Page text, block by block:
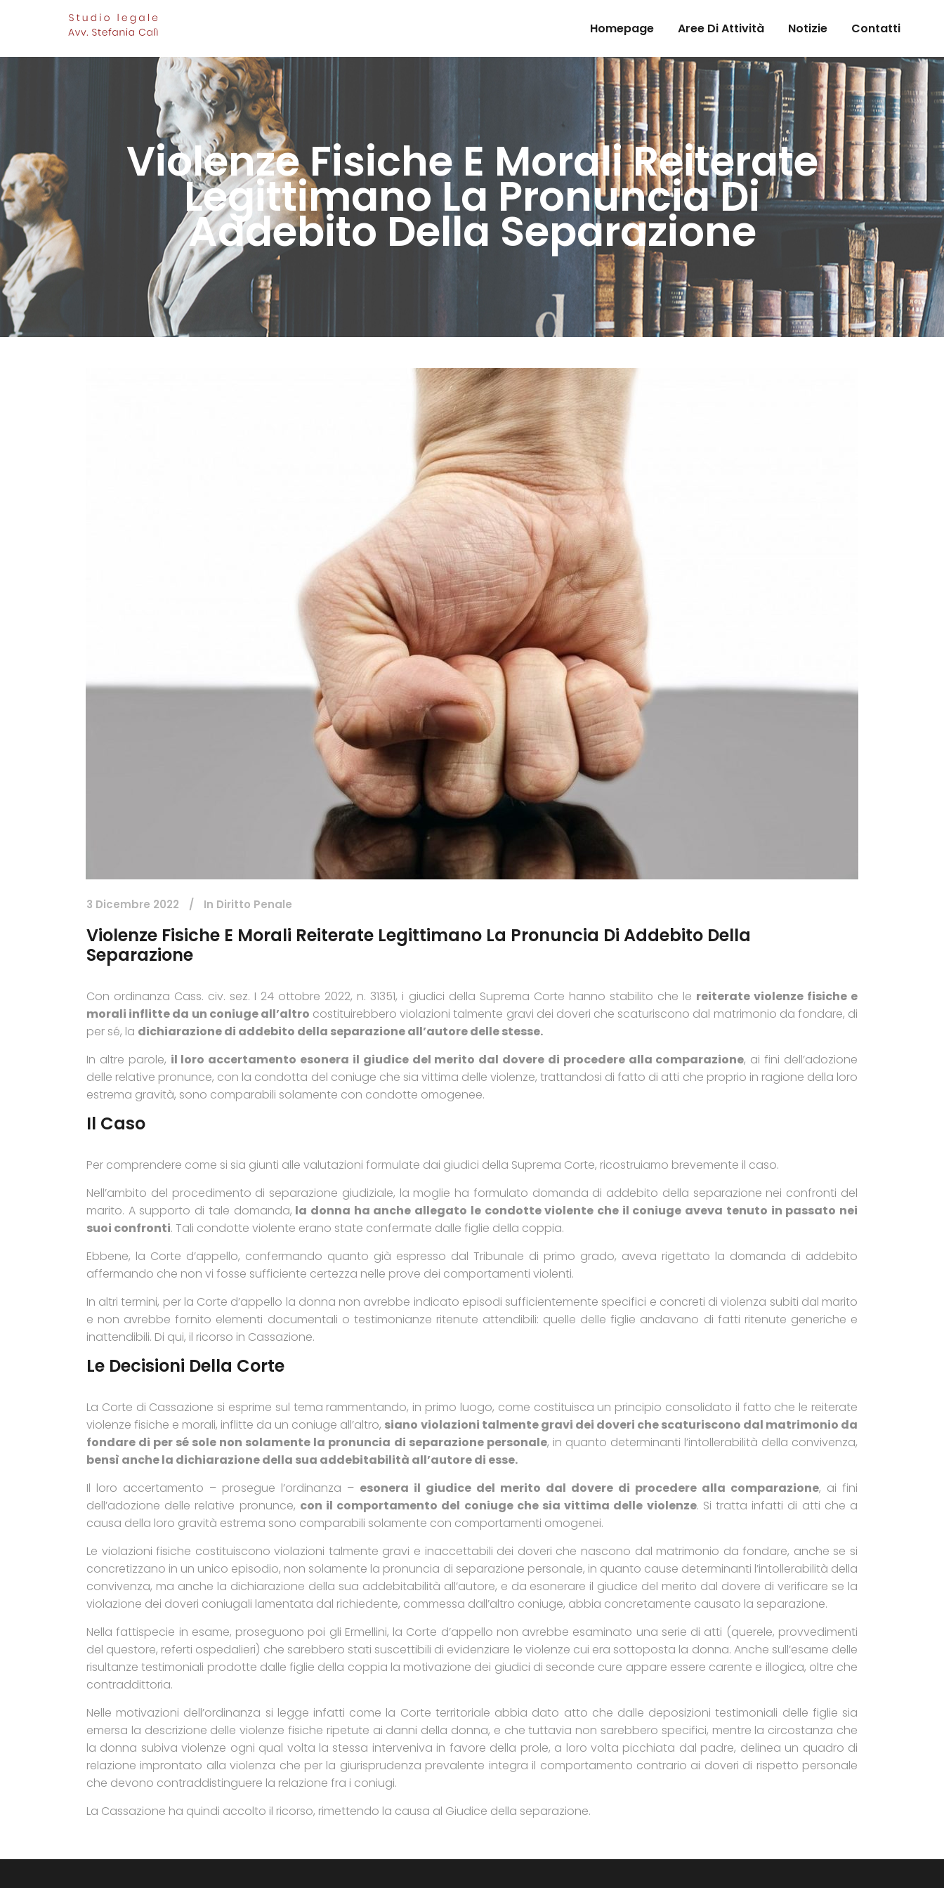
Homepage Aree Di Attività Notizie Contatti
Violenze Fisiche E Morali Reiterate
Legittimano La Pronuncia Di
Addebito Della Separazione
3 Dicembre 2022 In Diritto Penale
Violenze Fisiche E Morali Reiterate Legittimano La Pronuncia Di Addebito Della
Separazione
Con ordinanza Cass. civ. sez. I 24 ottobre 2022, n. 31351, i giudici della Suprema Corte hanno stabilito che le reiterate violenze fisiche e
morali inflitte da un coniuge all’altro costituirebbero violazioni talmente gravi dei doveri che scaturiscono dal matrimonio da fondare, di
per sé, la dichiarazione di addebito della separazione all’autore delle stesse.
In altre parole, il loro accertamento esonera il giudice del merito dal dovere di procedere alla comparazione, ai fini dell’adozione
delle relative pronunce, con la condotta del coniuge che sia vittima delle violenze, trattandosi di fatto di atti che proprio in ragione della loro
estrema gravità, sono comparabili solamente con condotte omogenee.
Il Caso
Per comprendere come si sia giunti alle valutazioni formulate dai giudici della Suprema Corte, ricostruiamo brevemente il caso.
Nell’ambito del procedimento di separazione giudiziale, la moglie ha formulato domanda di addebito della separazione nei confronti del
marito. A supporto di tale domanda, la donna ha anche allegato le condotte violente che il coniuge aveva tenuto in passato nei
suoi confronti. Tali condotte violente erano state confermate dalle figlie della coppia.
Ebbene, la Corte d’appello, confermando quanto già espresso dal Tribunale di primo grado, aveva rigettato la domanda di addebito
affermando che non vi fosse sufficiente certezza nelle prove dei comportamenti violenti.
In altri termini, per la Corte d’appello la donna non avrebbe indicato episodi sufficientemente specifici e concreti di violenza subiti dal marito
e non avrebbe fornito elementi documentali o testimonianze ritenute attendibili: quelle delle figlie andavano di fatti ritenute generiche e
inattendibili. Di qui, il ricorso in Cassazione.
Le Decisioni Della Corte
La Corte di Cassazione si esprime sul tema rammentando, in primo luogo, come costituisca un principio consolidato il fatto che le reiterate
violenze fisiche e morali, inflitte da un coniuge all’altro, siano violazioni talmente gravi dei doveri che scaturiscono dal matrimonio da
fondare di per sé sole non solamente la pronuncia di separazione personale, in quanto determinanti l’intollerabilità della convivenza,
bensì anche la dichiarazione della sua addebitabilità all’autore di esse.
Il loro accertamento – prosegue l’ordinanza – esonera il giudice del merito dal dovere di procedere alla comparazione, ai fini
dell’adozione delle relative pronunce, con il comportamento del coniuge che sia vittima delle violenze. Si tratta infatti di atti che a
causa della loro gravità estrema sono comparabili solamente con comportamenti omogenei.
Le violazioni fisiche costituiscono violazioni talmente gravi e inaccettabili dei doveri che nascono dal matrimonio da fondare, anche se si
concretizzano in un unico episodio, non solamente la pronuncia di separazione personale, in quanto cause determinanti l’intollerabilità della
convivenza, ma anche la dichiarazione della sua addebitabilità all’autore, e da esonerare il giudice del merito dal dovere di verificare se la
violazione dei doveri coniugali lamentata dal richiedente, commessa dall’altro coniuge, abbia concretamente causato la separazione.
Nella fattispecie in esame, proseguono poi gli Ermellini, la Corte d’appello non avrebbe esaminato una serie di atti (querele, provvedimenti
del questore, referti ospedalieri) che sarebbero stati suscettibili di evidenziare le violenze cui era sottoposta la donna. Anche sull’esame delle
risultanze testimoniali prodotte dalle figlie della coppia la motivazione dei giudici di seconde cure appare essere carente e illogica, oltre che
contraddittoria.
Nelle motivazioni dell’ordinanza si legge infatti come la Corte territoriale abbia dato atto che dalle deposizioni testimoniali delle figlie sia
emersa la descrizione delle violenze fisiche ripetute ai danni della donna, e che tuttavia non sarebbero specifici, mentre la circostanza che
la donna subiva violenze ogni qual volta la stessa interveniva in favore della prole, a loro volta picchiata dal padre, delinea un quadro di
relazione improntato alla violenza che per la giurisprudenza prevalente integra il comportamento contrario ai doveri di rispetto personale
che devono contraddistinguere la relazione fra i coniugi.
La Cassazione ha quindi accolto il ricorso, rimettendo la causa al Giudice della separazione.